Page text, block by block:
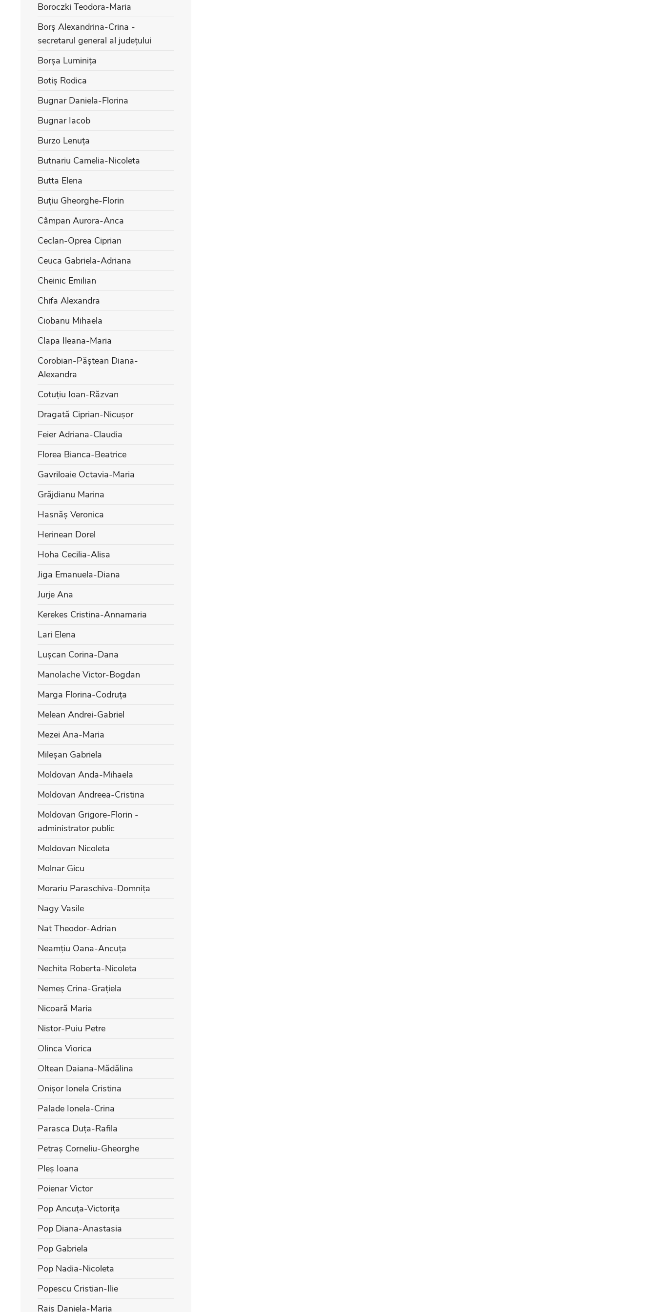
Boroczki Teodora-Maria
Borș Alexandrina-Crina -
secretarul general al județului
Borșa Luminița
Botiș Rodica
Bugnar Daniela-Florina
Bugnar Iacob
Burzo Lenuța
Butnariu Camelia-Nicoleta
Butta Elena
Buțiu Gheorghe-Florin
Câmpan Aurora-Anca
Ceclan-Oprea Ciprian
Ceuca Gabriela-Adriana
Cheinic Emilian
Chifa Alexandra
Ciobanu Mihaela
Clapa Ileana-Maria
Corobian-Păștean Diana-
Alexandra
Cotuțiu Ioan-Răzvan
Dragată Ciprian-Nicușor
Feier Adriana-Claudia
Florea Bianca-Beatrice
Gavriloaie Octavia-Maria
Grăjdianu Marina
Hasnăș Veronica
Herinean Dorel
Hoha Cecilia-Alisa
Jiga Emanuela-Diana
Jurje Ana
Kerekes Cristina-Annamaria
Lari Elena
Lușcan Corina-Dana
Manolache Victor-Bogdan
Marga Florina-Codruța
Melean Andrei-Gabriel
Mezei Ana-Maria
Mileșan Gabriela
Moldovan Anda-Mihaela
Moldovan Andreea-Cristina
Moldovan Grigore-Florin -
administrator public
Moldovan Nicoleta
Molnar Gicu
Morariu Paraschiva-Domnița
Nagy Vasile
Nat Theodor-Adrian
Neamțiu Oana-Ancuța
Nechita Roberta-Nicoleta
Nemeș Crina-Grațiela
Nicoară Maria
Nistor-Puiu Petre
Olinca Viorica
Oltean Daiana-Mădălina
Onișor Ionela Cristina
Palade Ionela-Crina
Parasca Duța-Rafila
Petraș Corneliu-Gheorghe
Pleș Ioana
Poienar Victor
Pop Ancuța-Victorița
Pop Diana-Anastasia
Pop Gabriela
Pop Nadia-Nicoleta
Popescu Cristian-Ilie
Rais Daniela-Maria